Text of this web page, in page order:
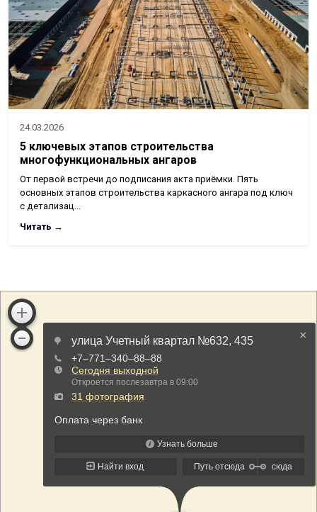
24.03.2026
5 ключевых этапов строительства
многофункциональных ангаров
От первой встречи до подписания акта приёмки. Пять
основных этапов строительства каркасного ангара под ключ
с детализац…
Читать →